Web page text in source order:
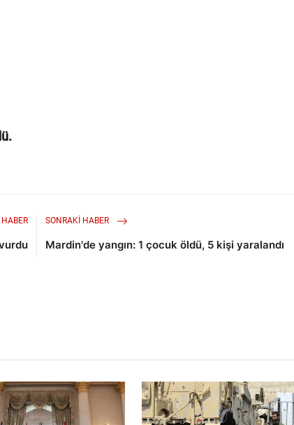
SONRAKI HABER
Mardin'de yangın: 1 çocuk öldü, 5 kişi yaralandı